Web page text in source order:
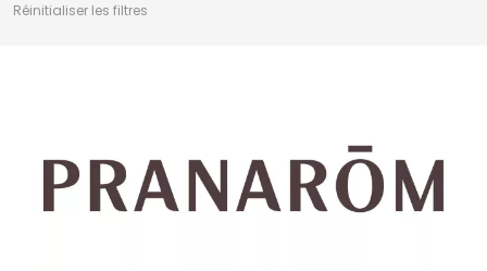
Réinitialiser les filtres